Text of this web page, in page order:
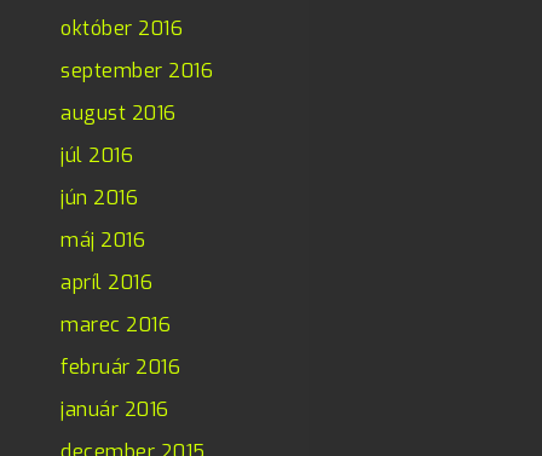
október 2016
september 2016
august 2016
júl 2016
jún 2016
máj 2016
apríl 2016
marec 2016
február 2016
január 2016